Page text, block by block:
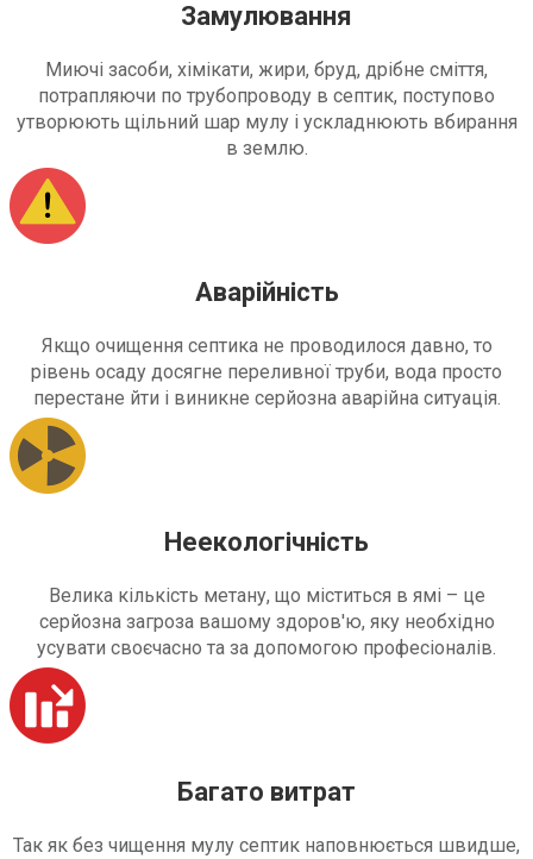
Замулювання
Миючі засоби, хімікати, жири, бруд, дрібне сміття,
потрапляючи по трубопроводу в септик, поступово
утворюють щільний шар мулу і ускладнюють вбирання
в землю.
Аварійність
Якщо очищення септика не проводилося давно, то
рівень осаду досягне переливної труби, вода просто
перестане йти і виникне серйозна аварійна ситуація.
Неекологічність
Велика кількість метану, що міститься в ямі – це
серйозна загроза вашому здоров'ю, яку необхідно
усувати своєчасно та за допомогою професіоналів.
Багато витрат
Так як без чищення мулу септик наповнюється швидше,